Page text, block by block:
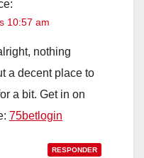
10:57 am
nothing
a decent place to
a bit. Get in on
75betlogin
RESPONDER